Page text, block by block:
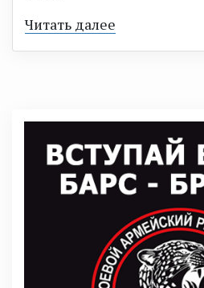
Читать далее